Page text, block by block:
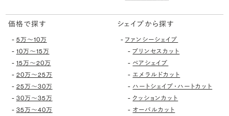
価格で探す
- 5万〜10万
- 10万〜15万
- 15万〜20万
- 20万〜25万
- 25万〜30万
- 30万〜35万
- 35万〜40万
シェイプから探す
- ファンシーシェイプ
-プリンセスカット
- ペアシェイプ
- エメラルドカット
- ハートシェイプ・ハートカット
- クッションカット
- オーバルカット